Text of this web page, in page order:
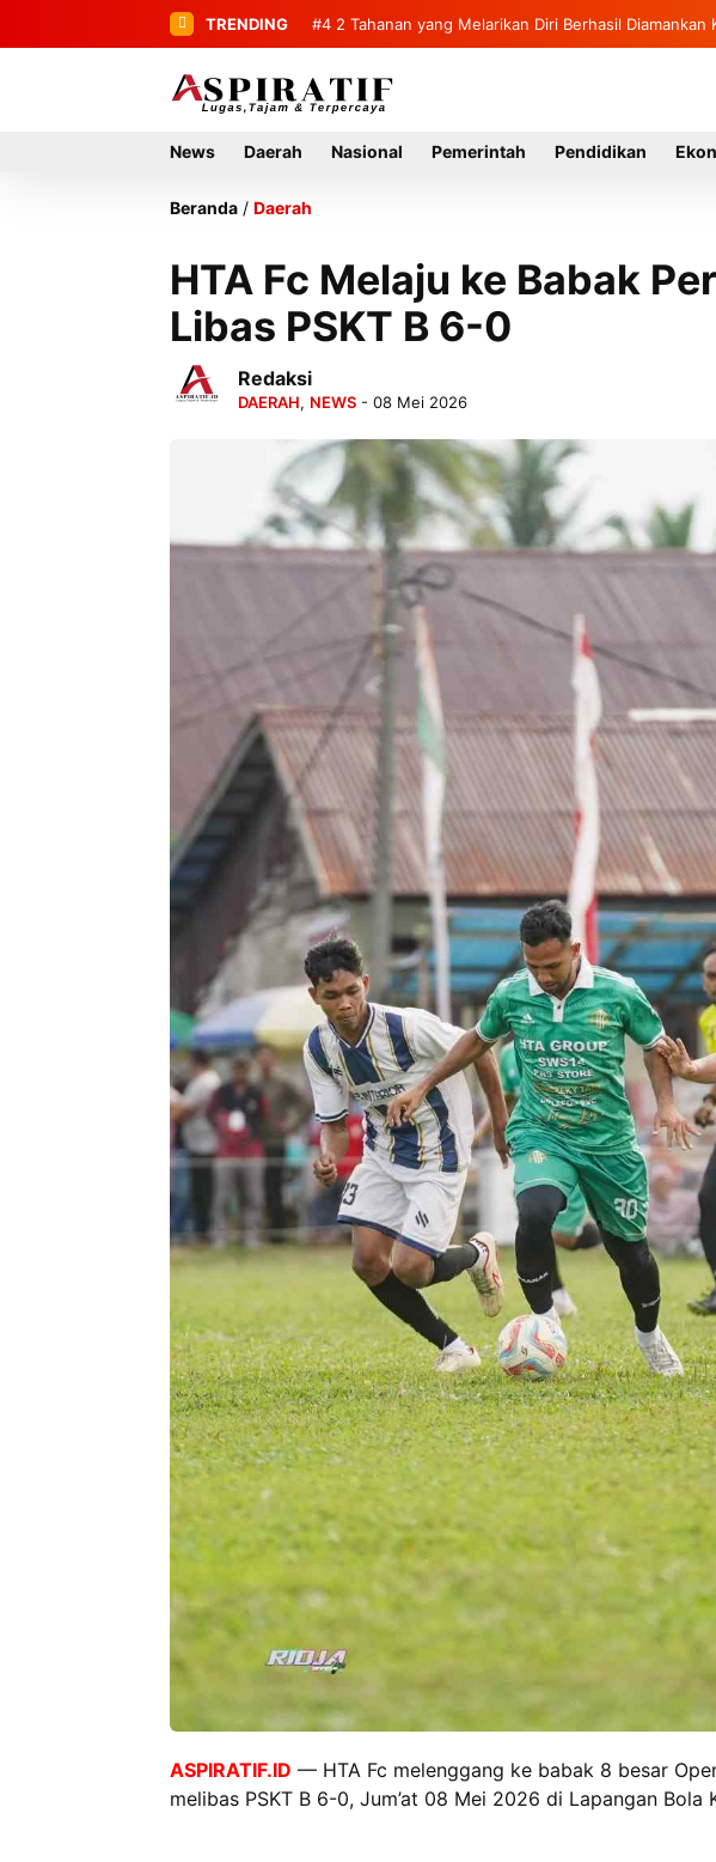
TRENDING #4 2 Tahanan yang Melarikan Diri Berhasil
#5 Bandar Dua Sambut 236 Mahasiswa KKN USK
News Daerah Nasional Pemerintah Pendidikan
Beranda / Daerah
HTA Fc Melaju ke Babak
Libas PSKT B 6-0
Redaksi
DAERAH, NEWS - 08 Mei 2026
ASPIRATIF.ID — HTA Fc melenggang ke babak 8 besar
melibas PSKT B 6-0, Jum’at 08 Mei 2026 di Lapangan Bola